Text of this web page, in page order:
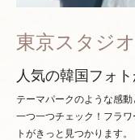
東京スタジオ
人気の韓国フォ
テーマパークのような感
一つ一つチェック！ フラ
トがきっと見つかります。